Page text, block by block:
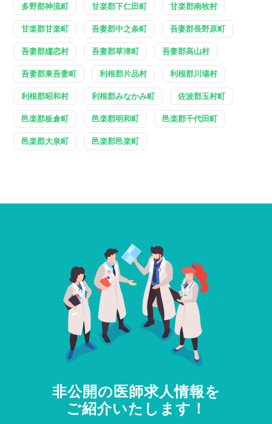
多野郡神流町 甘楽郡下仁田町 甘楽郡南牧村
甘楽郡甘楽町 吾妻郡中之条町 吾妻郡長野原町
吾妻郡嬬恋村 吾妻郡草津町 吾妻郡高山村
吾妻郡東吾妻町 利根郡片品村 利根郡川場村
利根郡昭和村 利根郡みなかみ町 佐波郡玉村町
邑楽郡板倉町 邑楽郡明和町 邑楽郡千代田町
邑楽郡大泉町 邑楽郡邑楽町
非公開の医師求人情報を
ご紹介いたします！